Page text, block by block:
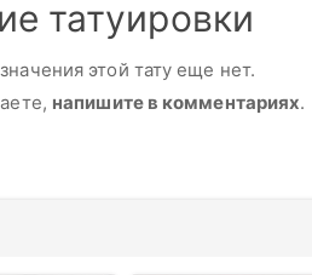
татуировки
этой тату еще нет.
напишите в комментариях.